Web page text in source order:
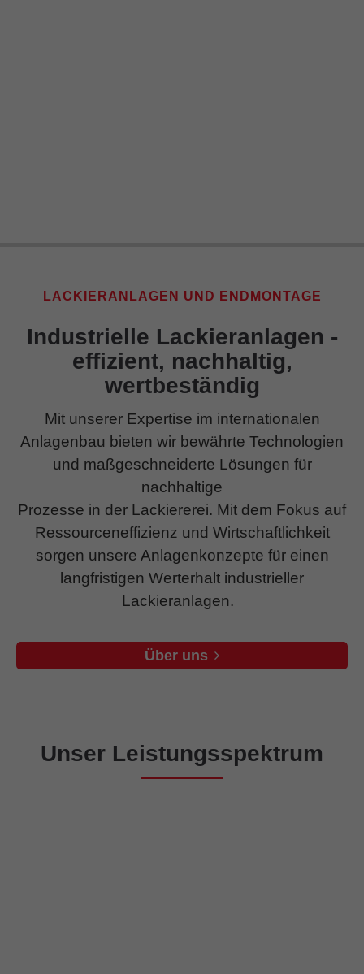
LACKIERANLAGEN UND ENDMONTAGE
Industrielle Lackieranlagen -
effizient, nachhaltig,
wertbeständig
Mit unserer Expertise im internationalen
Anlagenbau bieten wir bewährte Technologien
und maßgeschneiderte Lösungen für
nachhaltige
Prozesse in der Lackiererei. Mit dem Fokus auf
Ressourceneffizienz und Wirtschaftlichkeit
sorgen unsere Anlagenkonzepte für einen
langfristigen Werterhalt industrieller
Lackieranlagen.
Über uns
Unser Leistungsspektrum